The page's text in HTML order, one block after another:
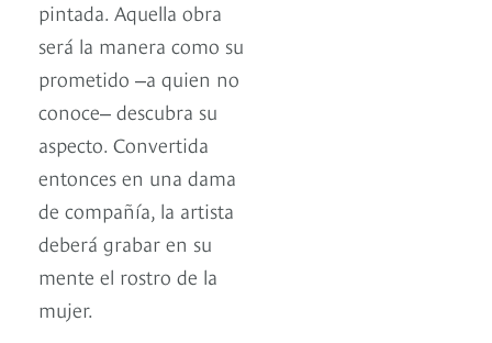
pintada. Aquella obra
será la manera como su
prometido ‒a quien no
conoce‒ descubra su
aspecto. Convertida
entonces en una dama
de compañía, la artista
deberá grabar en su
mente el rostro de la
mujer.